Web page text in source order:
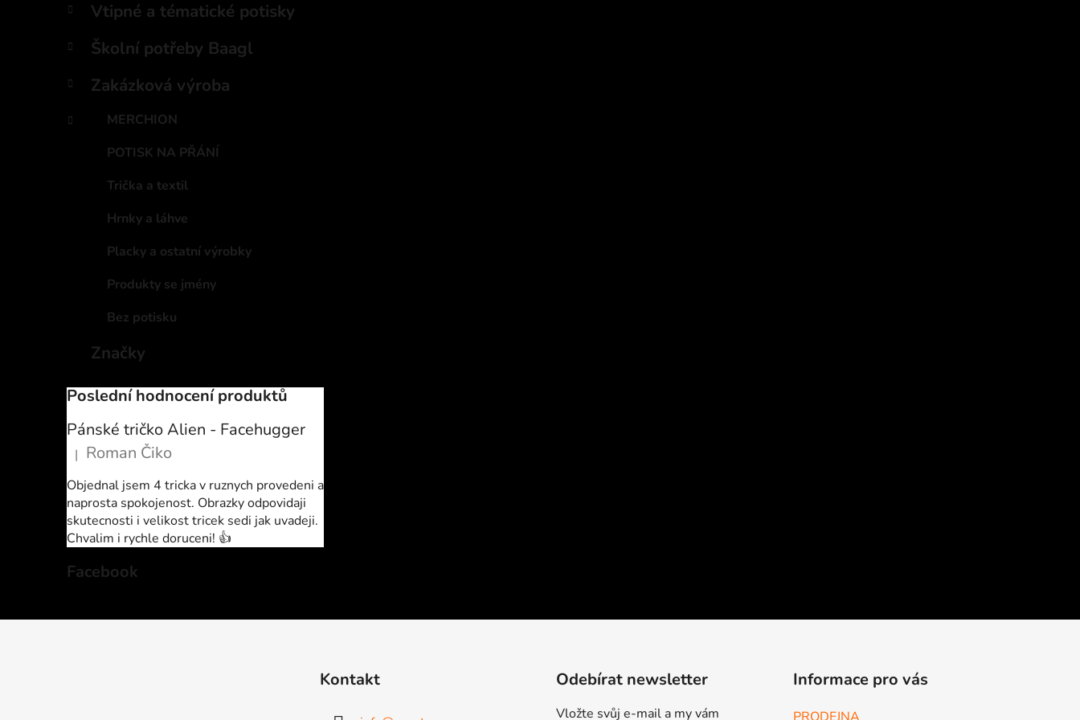
Vtipné a tématické potisky
Školní potřeby Baagl
Zakázková výroba
MERCHION
POTISK NA PŘÁNÍ
Trička a textil
Hrnky a láhve
Placky a ostatní výrobky
Produkty se jmény
Bez potisku
Značky
Poslední hodnocení produktů
Pánské tričko Alien - Facehugger
Hodnocení produktu je 5 z 5 hvězdiček.
| Roman Čiko
Objednal jsem 4 tricka v ruznych provedeni a
naprosta spokojenost. Obrazky odpovidaji
skutecnosti i velikost tricek sedi jak uvadeji.
Chvalim i rychle doruceni! 👍
Facebook
Kontakt Odebírat newsletter
Vložte svůj e-mail a my vám
Informace pro vás